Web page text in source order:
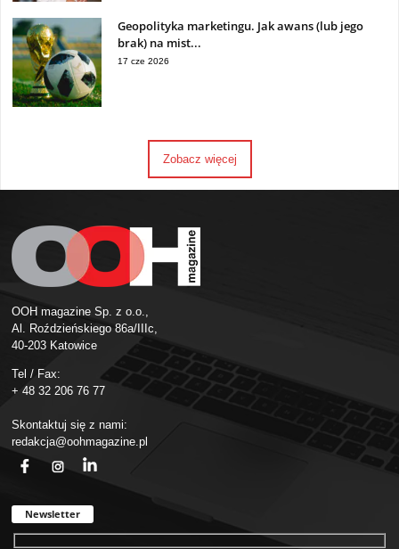
Geopolityka marketingu. Jak awans (lub jego
brak) na mist...
17 cze 2026
Zobacz więcej
OOH magazine Sp. z o.o.,
Al. Roździeńskiego 86a/IIIc,
40-203 Katowice
Tel / Fax:
+ 48 32 206 76 77
Skontaktuj się z nami:
redakcja@oohmagazine.pl
Newsletter